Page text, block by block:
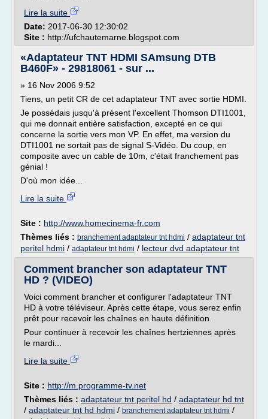
Lire la suite
Date: 2017-06-30 12:30:02
Site : http://ufchautemarne.blogspot.com
«Adaptateur TNT HDMI SAmsung DTB
B460F» - 29818061 - sur ...
» 16 Nov 2006 9:52
Tiens, un petit CR de cet adaptateur TNT avec sortie HDMI.
Je possédais jusqu'à présent l'excellent Thomson DTI1001,
qui me donnait entière satisfaction, excepté en ce qui
concerne la sortie vers mon VP. En effet, ma version du
DTI1001 ne sortait pas de signal S-Vidéo. Du coup, en
composite avec un cable de 10m, c'était franchement pas
génial !
D'où mon idée...
Lire la suite
Site : http://www.homecinema-fr.com
Thèmes liés : branchement adaptateur tnt hdmi / adaptateur tnt
peritel hdmi / adaptateur tnt hdmi / lecteur dvd adaptateur tnt
Comment brancher son adaptateur TNT
HD ? (VIDEO)
Voici comment brancher et configurer l'adaptateur TNT
HD à votre téléviseur. Après cette étape, vous serez enfin
prêt pour recevoir les chaînes en haute définition.
Pour continuer à recevoir les chaînes hertziennes après
le mardi...
Lire la suite
Site : http://m.programme-tv.net
Thèmes liés : adaptateur tnt peritel hd / adaptateur hd tnt
/ adaptateur tnt hd hdmi / branchement adaptateur tnt hdmi /